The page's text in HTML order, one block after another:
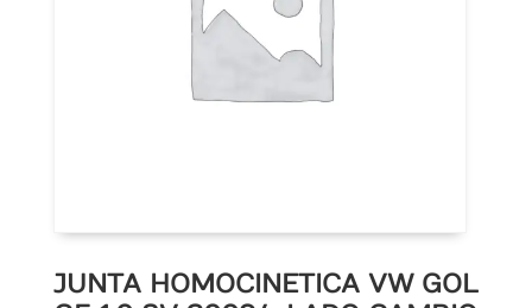
JUNTA HOMOCINETICA VW GOL